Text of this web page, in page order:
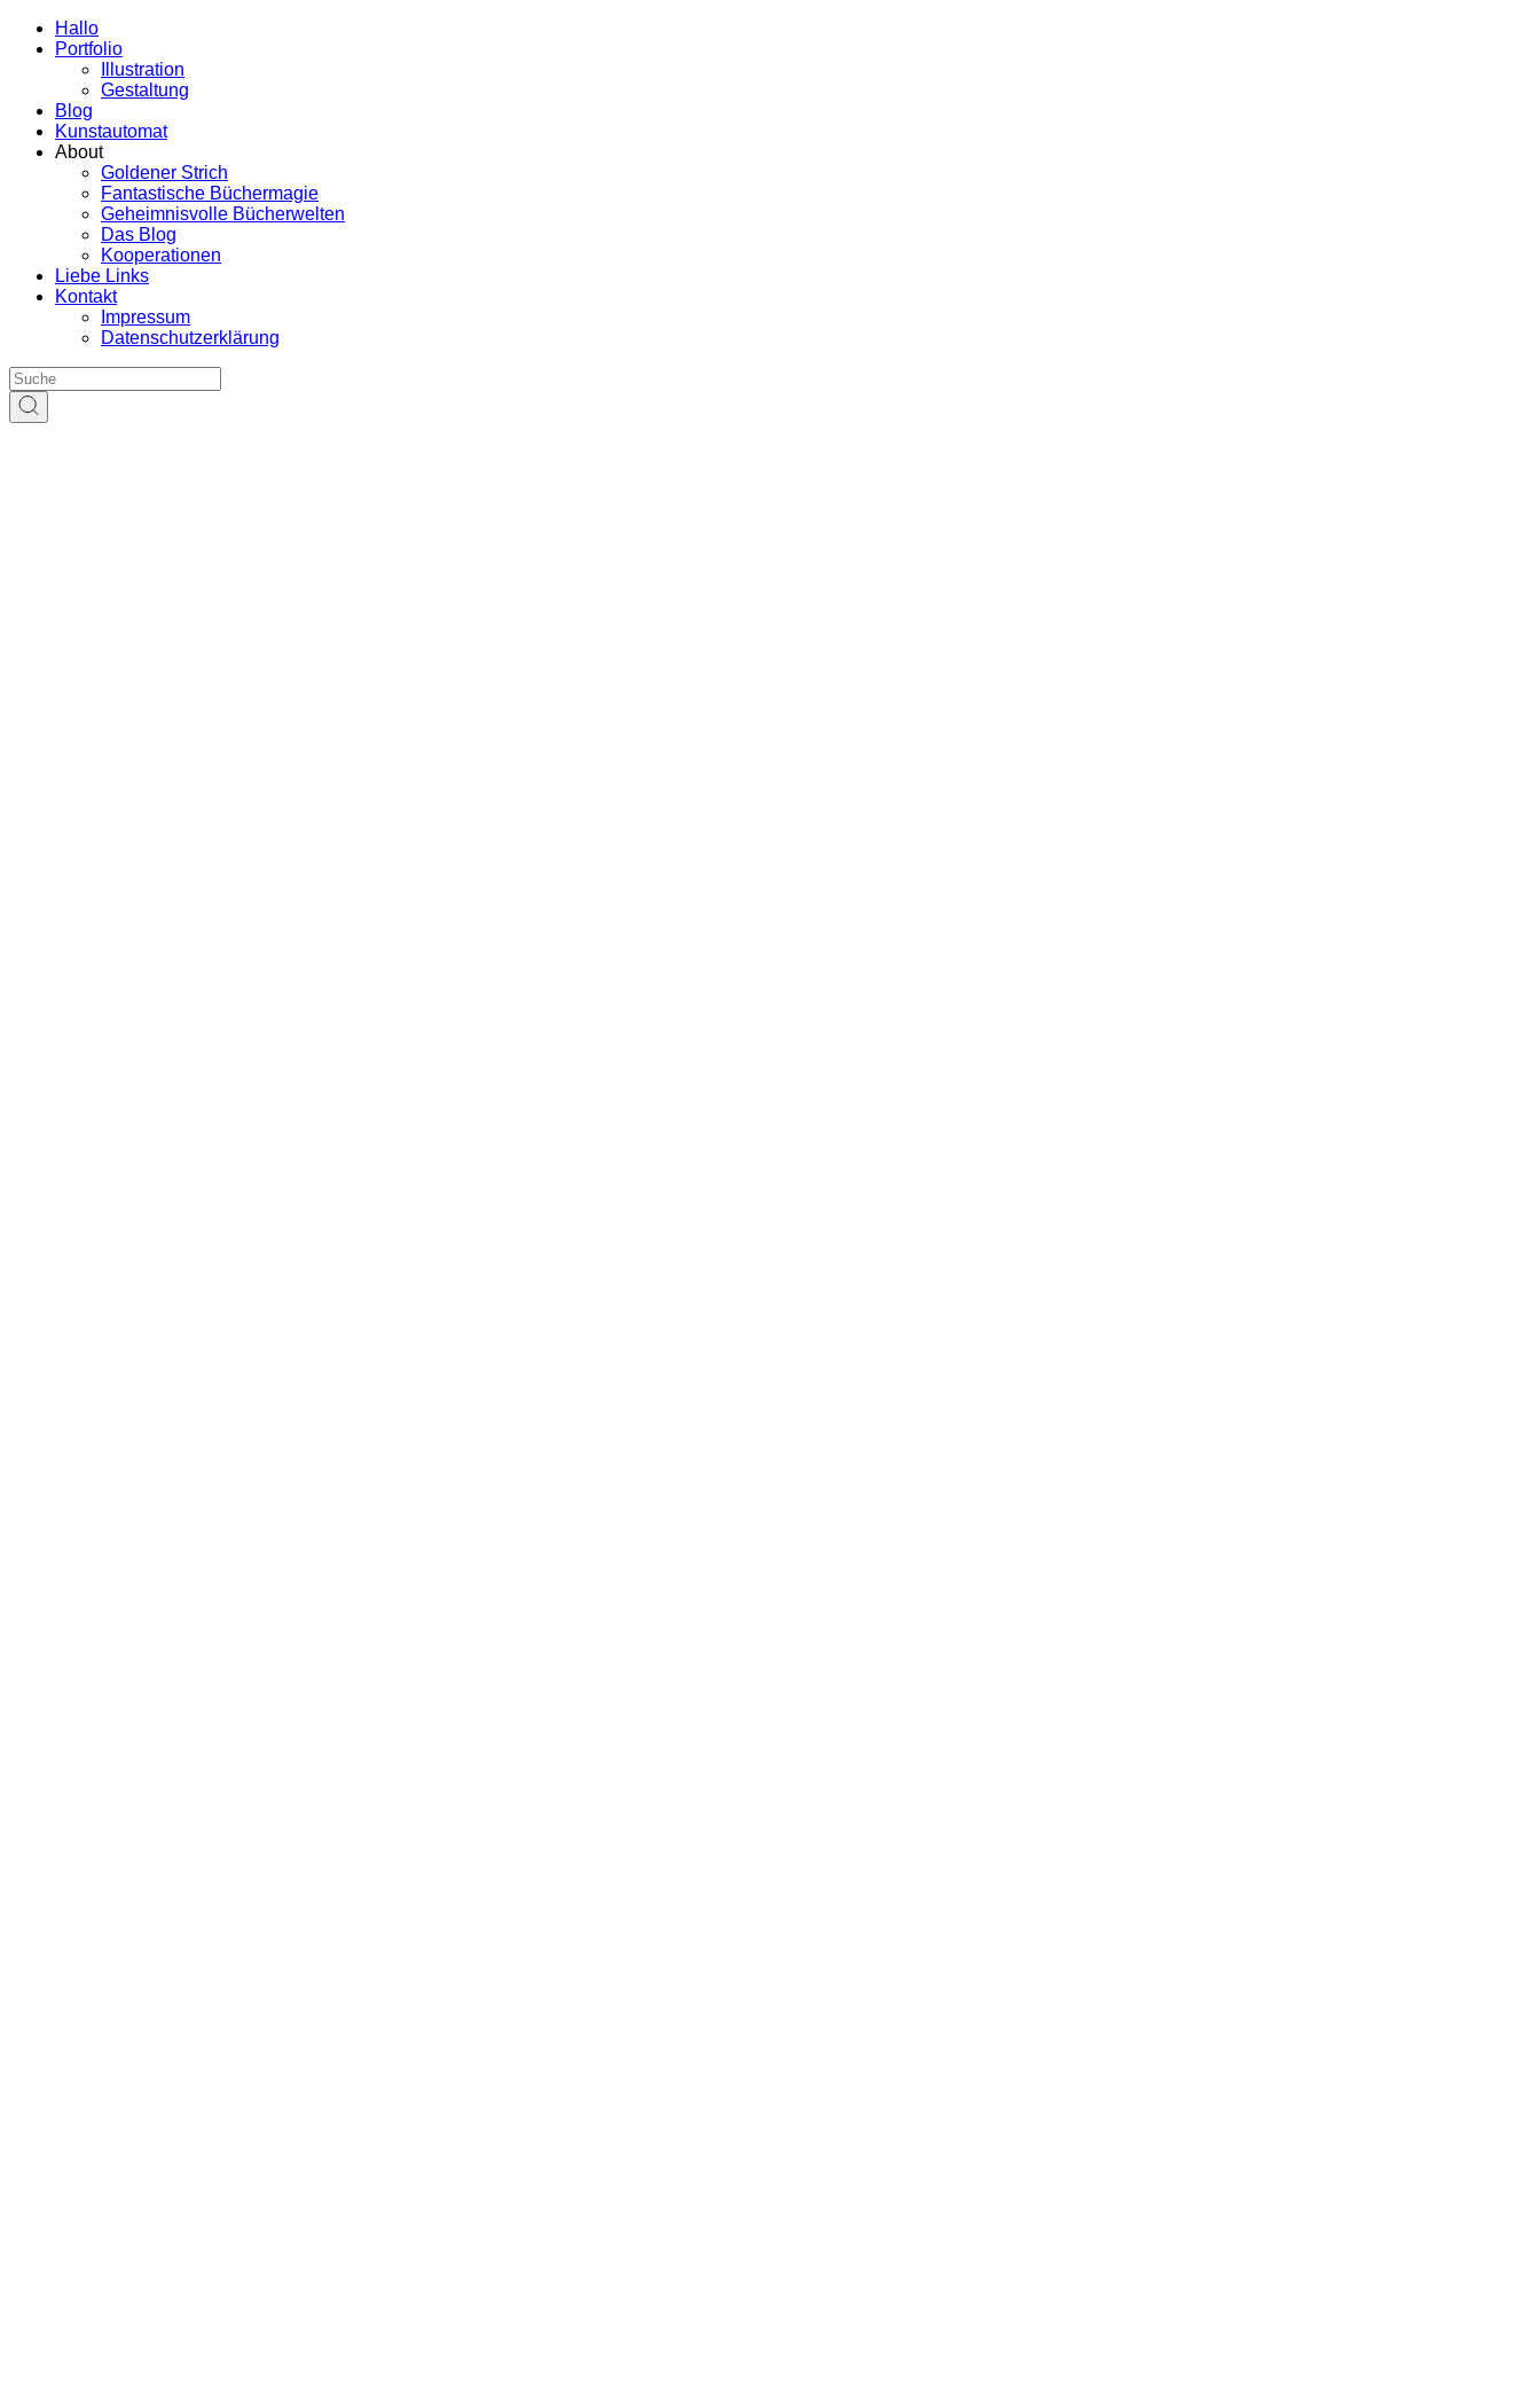
Hallo
Portfolio
Illustration
Gestaltung
Blog
Kunstautomat
About
Goldener Strich
Fantastische Büchermagie
Geheimnisvolle Bücherwelten
Das Blog
Kooperationen
Liebe Links
Kontakt
Impressum
Datenschutzerklärung